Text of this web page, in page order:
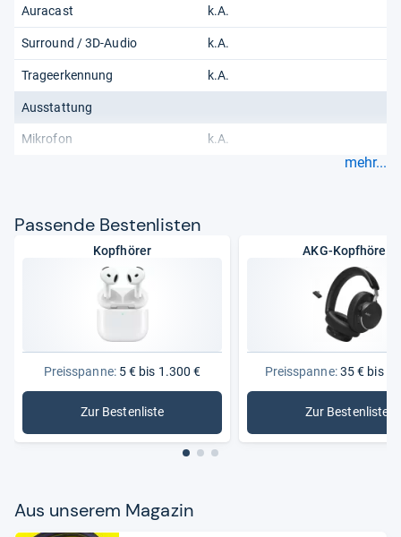
Auracast k.A.
Surround / 3D-Audio k.A.
Trageerkennung k.A.
Ausstattung
Mikrofon k.A.
mehr...
Pas­sende Bes­ten­lis­ten
Kopfhörer
Preisspanne:5 € bis 1.300 €
Zur Bestenliste
: Kopfhörer
AKG-Kopfhörer
Preisspanne:35 € bis
Zur Bestenliste
: AKG-
Aus unse­rem Maga­zin